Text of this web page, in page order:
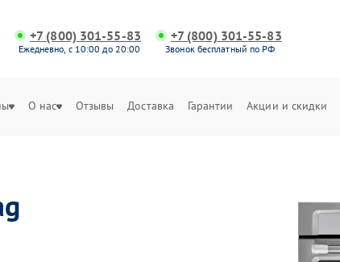
+7 (800) 301-55-83
Ежедневно, с 10:00 до 20:00
+7 (800) 301-55-83
Звонок бесплатный по РФ
О нас Отзывы Доставка Гарантии Акции и скидки